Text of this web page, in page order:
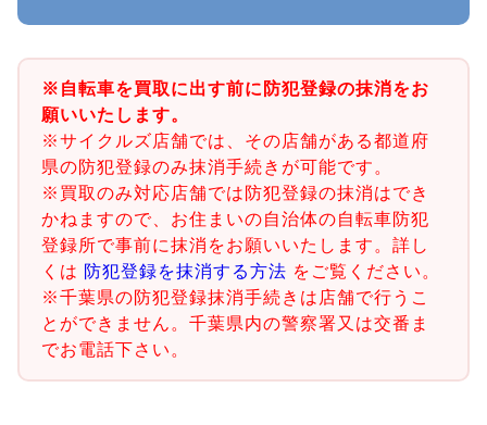
※自転車を買取に出す前に防犯登録の抹消をお
願いいたします。
※サイクルズ店舗では、その店舗がある都道府
県の防犯登録のみ抹消手続きが可能です。
※買取のみ対応店舗では防犯登録の抹消はでき
かねますので、お住まいの自治体の自転車防犯
登録所で事前に抹消をお願いいたします。詳し
くは 防犯登録を抹消する方法 をご覧ください。
※千葉県の防犯登録抹消手続きは店舗で行うこ
とができません。千葉県内の警察署又は交番ま
でお電話下さい。